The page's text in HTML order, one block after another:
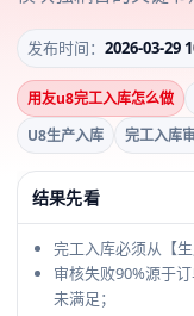
发布时间： 2026-03-29
用友u8完工入库怎么做
U8生产入库
完工入库
结果先看
完工入库必须从【
审核失败90%源于
未满足；